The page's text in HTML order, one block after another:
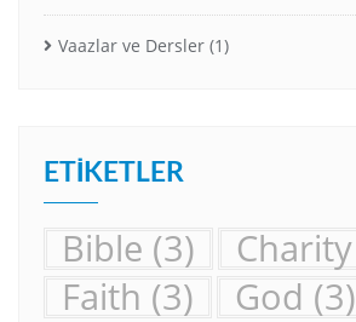
Vaazlar ve Dersler (1)
ETIKETLER
Bible (3) Charity
Faith (3) God (3)